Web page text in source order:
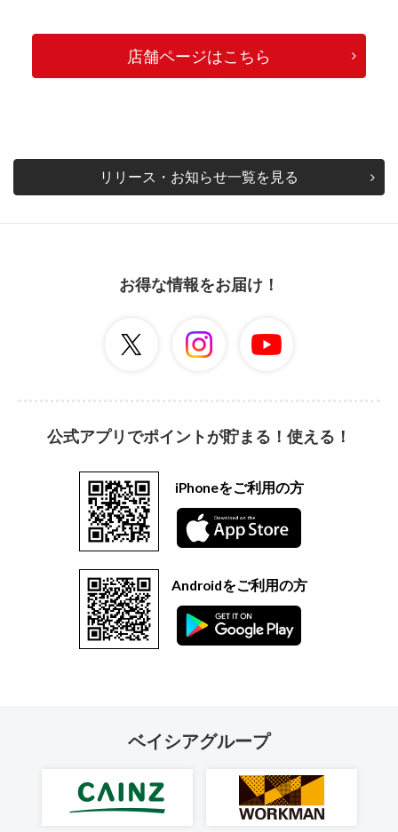
店舗ページはこちら
リリース・お知らせ一覧を見る
お得な情報をお届け！
公式アプリでポイントが貯まる！使える！
iPhoneをご利用の方
Androidをご利用の方
ベイシアグループ